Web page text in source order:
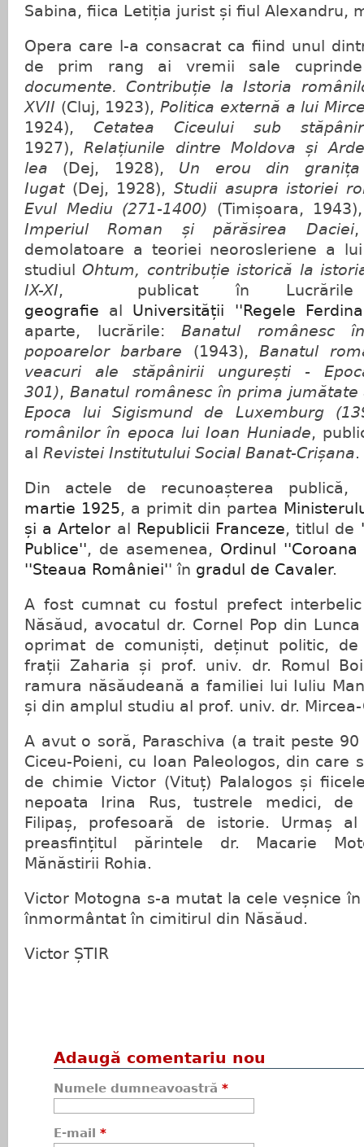
Sabina, fiica Letiția jurist și fiul Alexandru,
Opera care l-a consacrat ca fiind unul
de prim rang ai vremii sale
documente. Contribuție la Istoria
XVII (Cluj, 1923),Politica externă a lui
1924), Cetatea Ciceului sub
1927),Relațiunile dintre Moldova și
lea (Dej, 1928), Un erou din granița
Iugat(Dej, 1928), Studii asupra istoriei
Evul Mediu (271-1400) (Timișoara,
Imperiul Roman și părăsirea Daciei
demolatoare a teoriei neorosleriene a
studiulOhtum, contribuție istorică la
IX-XI, publicat în
geografie al Universității ''Regele
aparte, lucrările: Banatul românesc
popoarelor barbare (1943),Banatul
veacuri ale stăpânirii ungurești -
301), Banatul românesc în prima jumătate
Epoca lui Sigismund de Luxemburg
românilor în epoca lui Ioan Huniade,
al Revistei Institutului Social Banat-Crișana.
Din actele de recunoașterea
martie 1925, a primit din partea
și a Artelor al Republicii Franceze, titlul de
Publice'', de asemenea, Ordinul ''Coroana
''Steaua României'' în gradul de Cavaler.
A fost cumnat cu fostul prefect
Năsăud, avocatul dr. Cornel Pop din
oprimat de comuniști, deținut politic,
frații Zaharia și prof. univ. dr. Romul
ramura năsăudeană a familiei lui Iuliu
și din amplul studiu al prof. univ. dr.
A avut o soră, Paraschiva (a trait peste
Ciceu-Poieni, cu Ioan Paleologos, din care
de chimie Victor (Vituț) Palalogos și
nepoata Irina Rus, tustrele medici, de
Filipaș, profesoară de istorie. Urmaș
preasfințitul părintele dr. Macarie
Mănăstirii Rohia.
Victor Motogna s-a mutat la cele veșnice
înmormântat în cimitirul din Năsăud.
Victor ȘTIR
Adaugă comentariu nou
Numele dumneavoastră *
E-mail *